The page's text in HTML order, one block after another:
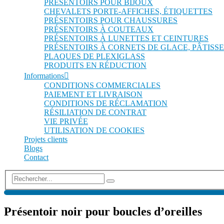
PRÉSENTOIRS POUR BIJOUX
CHEVALETS PORTE-AFFICHES, ÉTIQUETTES
PRÉSENTOIRS POUR CHAUSSURES
PRÉSENTOIRS À COUTEAUX
PRÉSENTOIRS À LUNETTES ET CEINTURES
PRÉSENTOIRS À CORNETS DE GLACE,
PLAQUES DE PLEXIGLASS
PRODUITS EN RÉDUCTION
Informations
CONDITIONS COMMERCIALES
PAIEMENT ET LIVRAISON
CONDITIONS DE RÉCLAMATION
RÉSILIATION DE CONTRAT
VIE PRIVÉE
UTILISATION DE COOKIES
Projets clients
Blogs
Contact
Présentoir noir pour boucles d’oreilles